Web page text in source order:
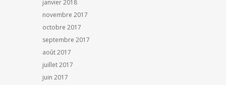
janvier 2018
novembre 2017
octobre 2017
septembre 2017
août 2017
juillet 2017
juin 2017